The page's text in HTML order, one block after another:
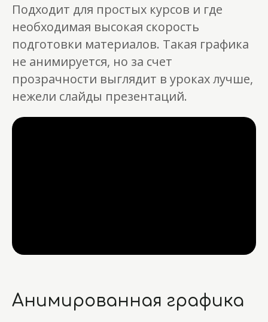
Подходит для простых курсов и где
необходимая высокая скорость
подготовки материалов. Такая графика
не анимируется, но за счет
прозрачности выглядит в уроках лучше,
нежели слайды презентаций.
Анимированная графика